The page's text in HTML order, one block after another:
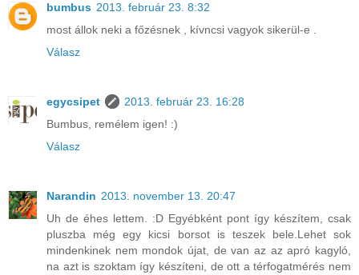
bumbus 2013. február 23. 8:32
most állok neki a főzésnek , kívncsi vagyok sikerül-e .
Válasz
egycsipet
2013. február 23. 16:28
Bumbus, remélem igen! :)
Válasz
Narandin 2013. november 13. 20:47
Uh de éhes lettem. :D Egyébként pont így készítem, csak
pluszba még egy kicsi borsot is teszek bele.Lehet sok
mindenkinek nem mondok újat, de van az az apró kagyló,
na azt is szoktam így készíteni, de ott a térfogatmérés nem